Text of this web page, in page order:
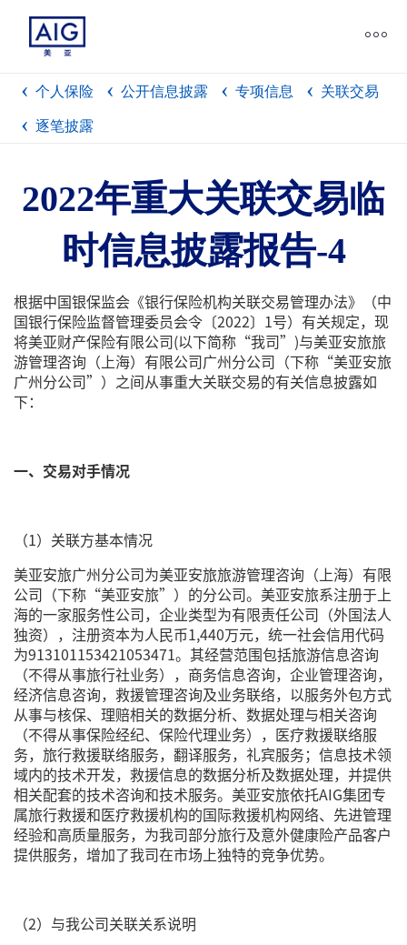
个人保险 公开信息披露 专项信息 关联交易
逐笔披露
2022年重大关联交易临
时信息披露报告-4
根据中国银保监会《银行保险机构关联交易管理办法》（中
国银行保险监督管理委员会令〔2022〕1号）有关规定，现
将美亚财产保险有限公司(以下简称“我司”)与美亚安旅旅
游管理咨询（上海）有限公司广州分公司（下称“美亚安旅
广州分公司”）之间从事重大关联交易的有关信息披露如
下：
一、交易对手情况
（1）关联方基本情况
美亚安旅广州分公司为美亚安旅旅游管理咨询（上海）有限
公司（下称“美亚安旅”）的分公司。美亚安旅系注册于上
海的一家服务性公司，企业类型为有限责任公司（外国法人
独资），注册资本为人民币1,440万元，统一社会信用代码
为913101153421053471。其经营范围包括旅游信息咨询
（不得从事旅行社业务），商务信息咨询，企业管理咨询，
经济信息咨询，救援管理咨询及业务联络，以服务外包方式
从事与核保、理赔相关的数据分析、数据处理与相关咨询
（不得从事保险经纪、保险代理业务），医疗救援联络服
务，旅行救援联络服务，翻译服务，礼宾服务；信息技术领
域内的技术开发，救援信息的数据分析及数据处理，并提供
相关配套的技术咨询和技术服务。美亚安旅依托AIG集团专
属旅行救援和医疗救援机构的国际救援机构网络、先进管理
经验和高质量服务，为我司部分旅行及意外健康险产品客户
提供服务，增加了我司在市场上独特的竞争优势。
（2）与我公司关联关系说明